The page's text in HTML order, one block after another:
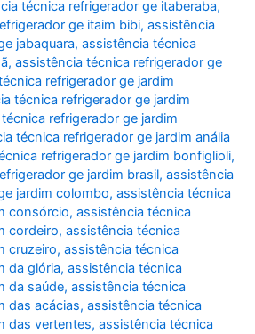
técnica refrigerador ge itaberaba,
ge itaim bibi,assistência
jabaquara,assistência técnica
,assistência técnica refrigerador ge
refrigerador ge jardim
técnica refrigerador ge jardim
refrigerador ge jardim
técnica refrigerador ge jardim anália
refrigerador ge jardim bonfiglioli,
ge jardim brasil,assistência
jardim colombo,assistência técnica
consórcio,assistência técnica
cordeiro,assistência técnica
cruzeiro,assistência técnica
da glória,assistência técnica
da saúde,assistência técnica
das acácias,assistência técnica
das vertentes,assistência técnica